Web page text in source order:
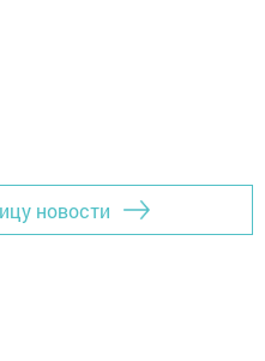
новости